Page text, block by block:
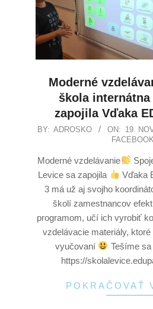
Moderné
škola internátna
zapojila Vďaka
BY: ADROSKO ON: 19.
FACEBOOK
Moderné vzdelávanie
Levice sa zapojila
Vďaka
3 má už aj svojho
školí zamestnancov
programom, učí ich vyrobiť
vzdelávacie materiály,
vyučovaní
Tešíme sa
https://
POKRAČOVAŤ